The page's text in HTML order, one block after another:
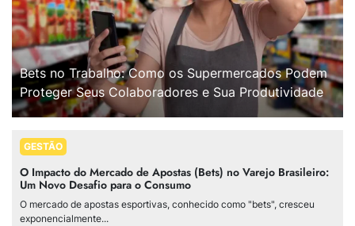
Bets no Trabalho: Como os Supermercados Podem
Proteger Seus Colaboradores e Sua Produtividade
GESTÃO
O Impacto do Mercado de Apostas (Bets) no Varejo Brasileiro:
Um Novo Desafio para o Consumo
O mercado de apostas esportivas, conhecido como "bets", cresceu
exponencialmente...